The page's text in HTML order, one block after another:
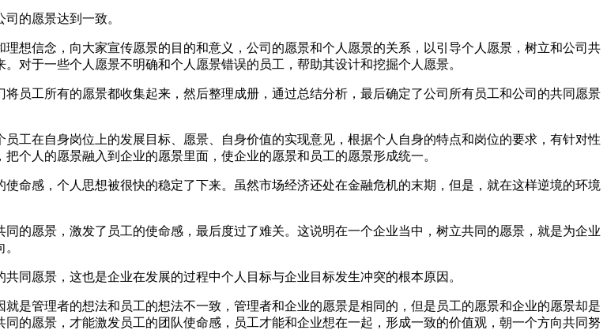
的愿景达到一致。
想信念，向大家宣传愿景的目的和意义，公司的愿景和个人愿景的关系，以引导个人愿景，树立和公司共
对于一些个人愿景不明确和个人愿景错误的员工，帮助其设计和挖掘个人愿景。
员工所有的愿景都收集起来，然后整理成册，通过总结分析，最后确定了公司所有员工和公司的共同愿景
工在自身岗位上的发展目标、愿景、自身价值的实现意见，根据个人自身的特点和岗位的要求，有针对性
个人的愿景融入到企业的愿景里面，使企业的愿景和员工的愿景形成统一。
命感，个人思想被很快的稳定了下来。虽然市场经济还处在金融危机的末期，但是，就在这样逆境的环境
的愿景，激发了员工的使命感，最后度过了难关。这说明在一个企业当中，树立共同的愿景，就是为企业
同愿景，这也是企业在发展的过程中个人目标与企业目标发生冲突的根本原因。
是管理者的想法和员工的想法不一致，管理者和企业的愿景是相同的，但是员工的愿景和企业的愿景却是
的愿景，才能激发员工的团队使命感，员工才能和企业想在一起，形成一致的价值观，朝一个方向共同努